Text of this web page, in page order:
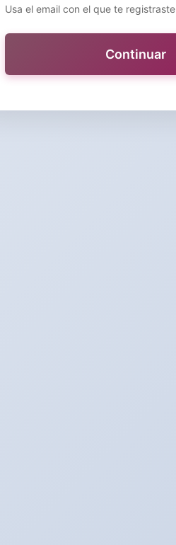
Usa el email con el que te registraste
Continuar